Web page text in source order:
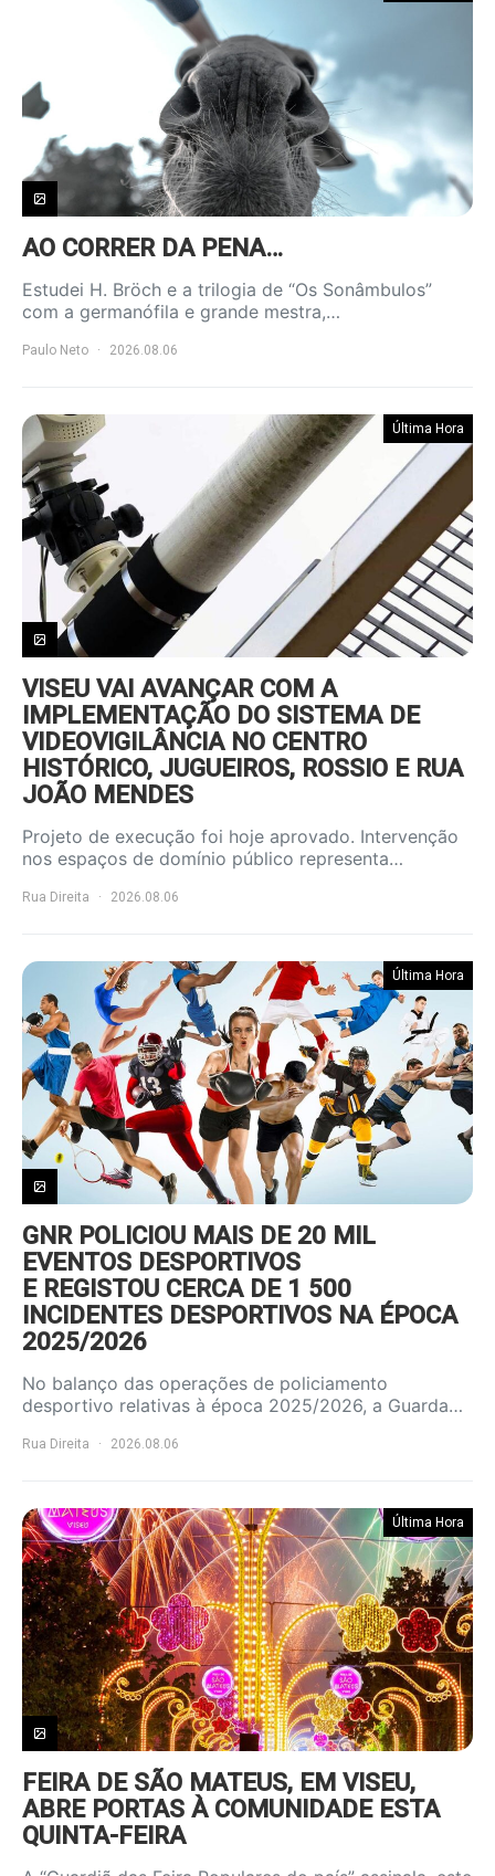
AO CORRER DA PENA…
Estudei H. Bröch e a trilogia de “Os Sonâmbulos”
com a germanófila e grande mestra,…
Paulo Neto 2026.08.06
Última Hora
VISEU VAI AVANÇAR COM A
IMPLEMENTAÇÃO DO SISTEMA DE
VIDEOVIGILÂNCIA NO CENTRO
HISTÓRICO, JUGUEIROS, ROSSIO E RUA
JOÃO MENDES
Projeto de execução foi hoje aprovado. Intervenção
nos espaços de domínio público representa…
Rua Direita 2026.08.06
Última Hora
GNR POLICIOU MAIS DE 20 MIL
EVENTOS DESPORTIVOS
E REGISTOU CERCA DE 1 500
INCIDENTES DESPORTIVOS NA ÉPOCA
2025/2026
No balanço das operações de policiamento
desportivo relativas à época 2025/2026, a Guarda…
Rua Direita 2026.08.06
Última Hora
FEIRA DE SÃO MATEUS, EM VISEU,
ABRE PORTAS À COMUNIDADE ESTA
QUINTA-FEIRA